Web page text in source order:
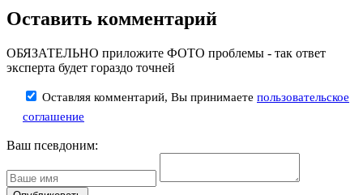
Оставить комментарий
ОБЯЗАТЕЛЬНО приложите ФОТО проблемы - так ответ
эксперта будет гораздо точней
Оставляя комментарий, Вы принимаете пользовательское
соглашение
Ваш псевдоним: